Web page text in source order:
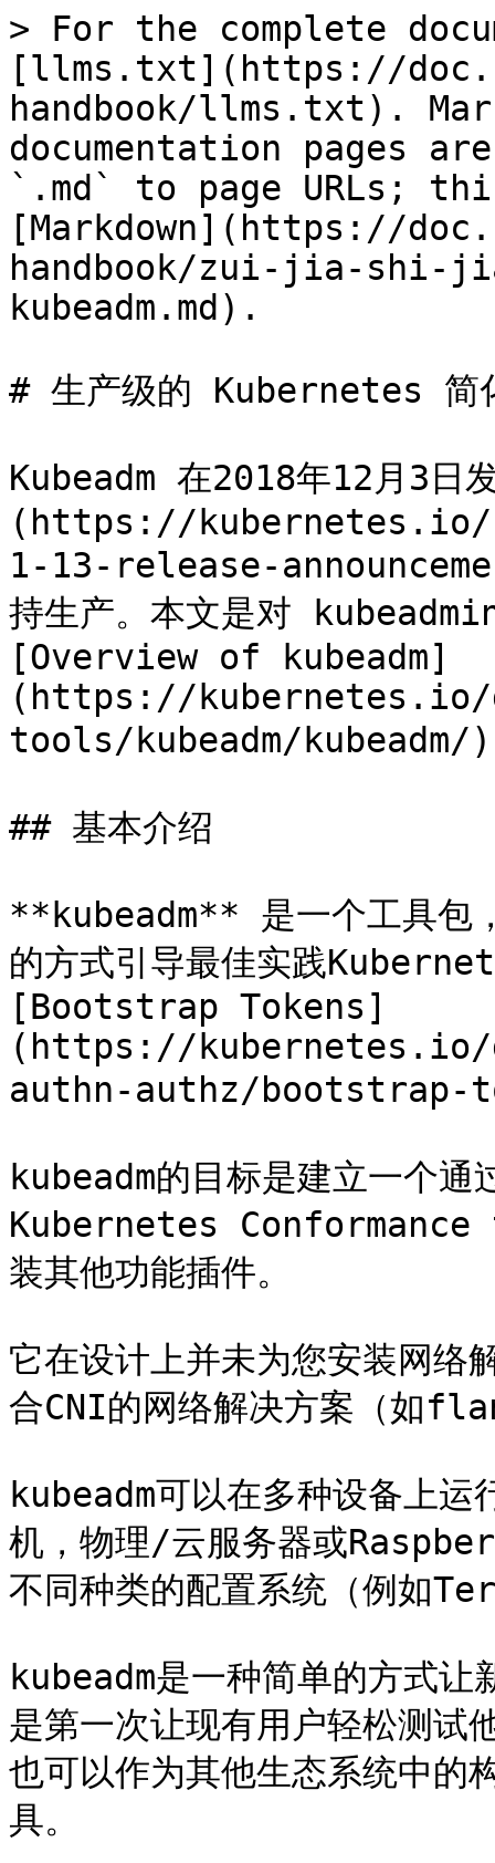
> For the complete
[llms.txt](https://
handbook/llms.txt).
documentation pages
`.md` to page URLs;
[Markdown](https://
handbook/zui-jia-shi-
kubeadm.md).
# 生产级的 Kubernetes 简
Kubeadm 在2018年12月3
(https://kubernetes.io/
1-13-release-
持生产。本文是对
[Overview of kubeadm]
(https://kubernetes.io/
tools/kubeadm/kubeadm/)
## 基本介绍
**kubeadm** 是一个工具包
的方式引导最佳实践
[Bootstrap Tokens]
(https://kubernetes.io/
authn-authz/bootstrap-
kubeadm的目标是建立一个
Kubernetes Conformance
装其他功能插件。
它在设计上并未为您安装网络
合CNI的网络解决方案（如
kubeadm可以在多种设备上
机，物理/云服务器或
不同种类的配置系统（例如
kubeadm是一种简单的方式
是第一次让现有用户轻松测试
也可以作为其他生态系统中的
具。